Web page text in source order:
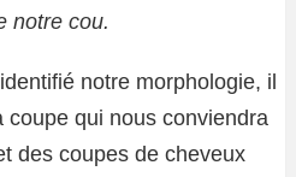
notre cou.
notre morphologie, il
qui nous conviendra
des coupes de cheveux